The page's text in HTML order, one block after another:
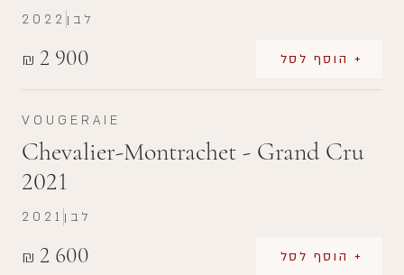
₪ 2 900 + הוסף לסל
2022 לבן
VOUGERAIE
Chevalier-Montrachet - Grand Cru
2021
₪ 2 600 + הוסף לסל
2021 לבן